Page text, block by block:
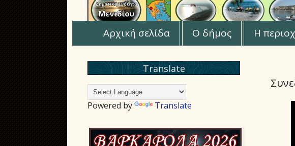
Αρχική σελίδα Ο δήμος Η
Translate
Powered by Translate